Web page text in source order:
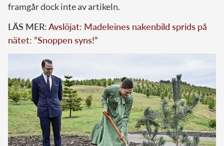
framgår dock inte av artikeln.
LÄS MER:Avslöjat: Madeleines nakenbild sprids på
nätet: ”Snoppen syns!”